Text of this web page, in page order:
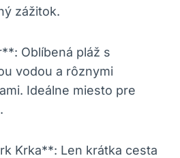
zážitok.
Oblíbená pláž s
vodou a rôznymi
Ideálne miesto pre
Krka**: Len krátka cesta